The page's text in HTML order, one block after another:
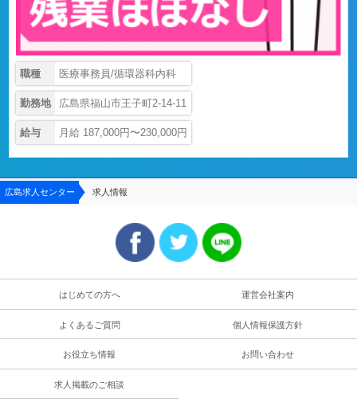
職種 医療事務員/循環器科内科
勤務地 広島県福山市王子町2-14-11
給与 月給 187,000円〜230,000円
広島求人センター 求人情報
はじめての方へ 運営会社案内
よくあるご質問 個人情報保護方針
お役立ち情報 お問い合わせ
求人掲載のご相談